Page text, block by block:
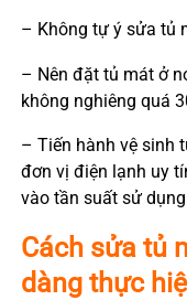
– Không tự ý sửa tủ
– Nên đặt tủ mát ở
không nghiêng quá
– Tiến hành vệ sinh
đơn vị điện lạnh uy
vào tần suất sử
Cách sửa tủ
dàng thực